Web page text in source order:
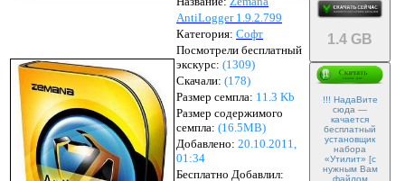
AntiLogger 1.9.2.799
1.4 GB
!!! НадаВите
сюда —
качается
бесплатный
установщик
набора
«Утилит» [с
нужным Вам
Категория: Софт
Посмотрели бесплатный
экскурс: (1309)
Скачали: (178)
Размер семпла: 11.3 Kb
Размер содержимого
семпла: (16.5MB)
Добавлено: 20.10.2011,
01:34
Бесплатно Добавлил: